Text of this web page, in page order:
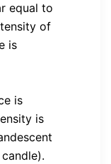
equal to
of
is
is
is